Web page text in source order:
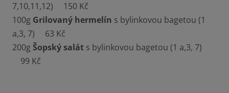
7,10,11,12) 150 Kč
100g Grilovaný hermelín s bylinkovou bagetou (1
a,3, 7) 63 Kč
200g Šopský salát s bylinkovou bagetou (1 a,3, 7)
99 Kč